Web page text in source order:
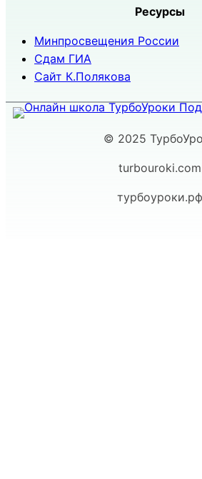
Ресурсы
Минпросвещения России
Сдам ГИА
Сайт К.Полякова
© 2025
turbouroki.com
турбоуроки.рф